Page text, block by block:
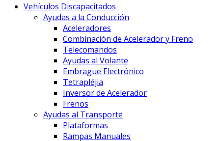
Vehículos Discapacitados
Ayudas a la Conducción
Aceleradores
Combinación de Acelerador y Freno
Telecomandos
Ayudas al Volante
Embrague Electrónico
Tetrapléjia
Inversor de Acelerador
Frenos
Ayudas al Transporte
Plataformas
Rampas Manuales